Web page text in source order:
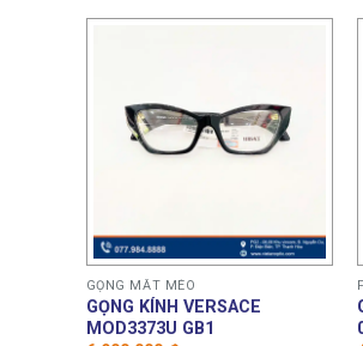
GỌNG MẮT MÈO
GỌNG KÍNH VERSACE
MOD3373U GB1